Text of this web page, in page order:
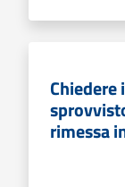
rimessa